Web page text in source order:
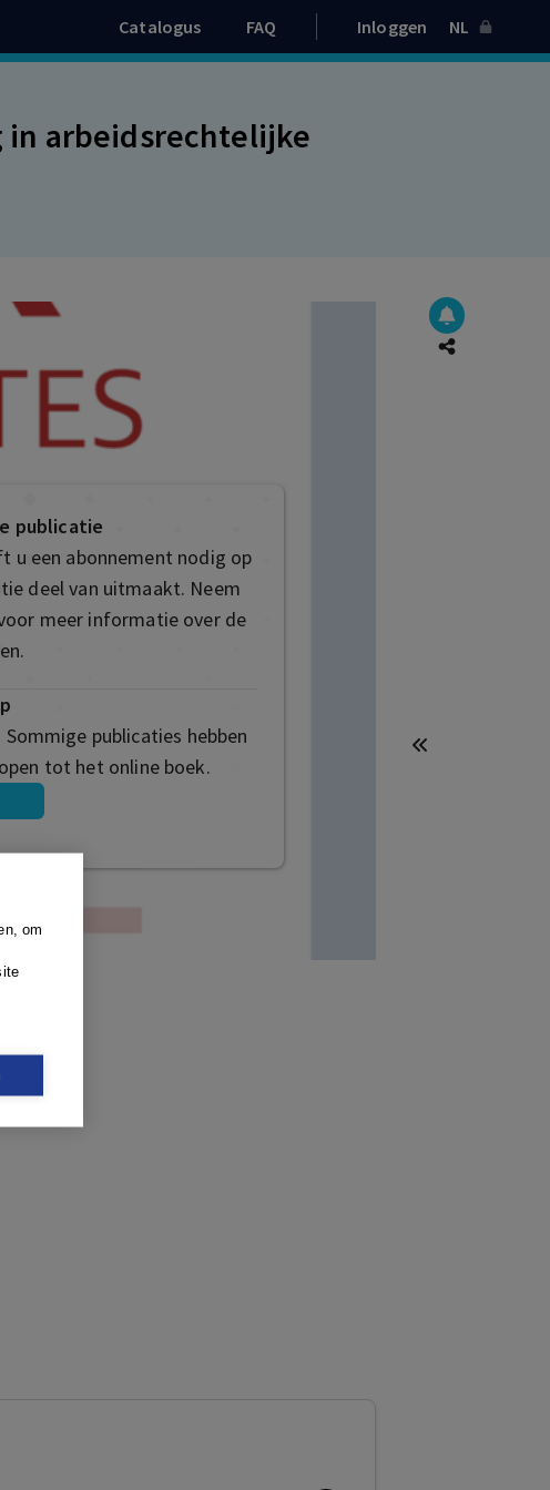
om
Catalogus FAQ Inloggen NL
arbeidsrechtelijke
publicatie
u een abonnement nodig op
deel van uitmaakt. Neem
meer informatie over de
publicaties hebben
tot het online boek.